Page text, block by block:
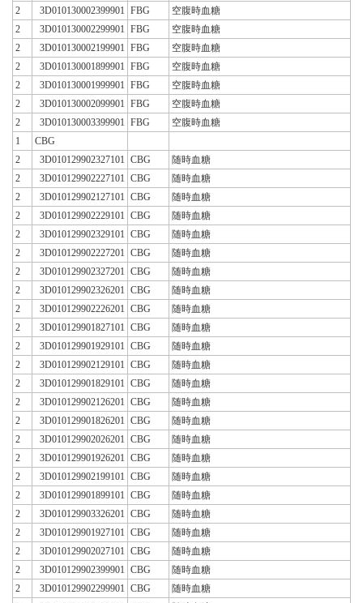
2
3D010130002399901 FBG
空腹時血糖
2
3D010130002299901 FBG
空腹時血糖
2
3D010130002199901 FBG
空腹時血糖
2
3D010130001899901 FBG
空腹時血糖
2
3D010130001999901 FBG
空腹時血糖
2
3D010130002099901 FBG
空腹時血糖
2
3D010130003399901 FBG
空腹時血糖
1
CBG
2
3D010129902327101 CBG
随時血糖
2
3D010129902227101 CBG
随時血糖
2
3D010129902127101 CBG
随時血糖
2
3D010129902229101 CBG
随時血糖
2
3D010129902329101 CBG
随時血糖
2
3D010129902227201 CBG
随時血糖
2
3D010129902327201 CBG
随時血糖
2
3D010129902326201 CBG
随時血糖
2
3D010129902226201 CBG
随時血糖
2
3D010129901827101 CBG
随時血糖
2
3D010129901929101 CBG
随時血糖
2
3D010129902129101 CBG
随時血糖
2
3D010129901829101 CBG
随時血糖
2
3D010129902126201 CBG
随時血糖
2
3D010129901826201 CBG
随時血糖
2
3D010129902026201 CBG
随時血糖
2
3D010129901926201 CBG
随時血糖
2
3D010129902199101 CBG
随時血糖
2
3D010129901899101 CBG
随時血糖
2
3D010129903326201 CBG
随時血糖
2
3D010129901927101 CBG
随時血糖
2
3D010129902027101 CBG
随時血糖
2
3D010129902399901 CBG
随時血糖
2
3D010129902299901 CBG
随時血糖